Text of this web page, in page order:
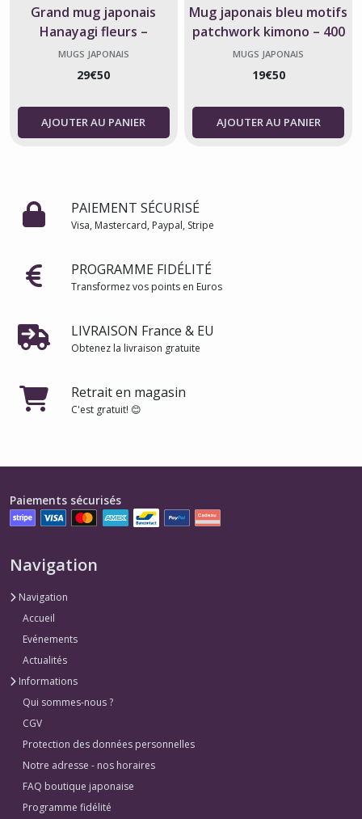
Grand mug japonais
Hanayagi fleurs –
céramique – 360 ml
MUGS JAPONAIS
29€50
AJOUTER AU PANIER
Mug japonais bleu motifs
patchwork kimono – 400
ml
MUGS JAPONAIS
19€50
AJOUTER AU PANIER
PAIEMENT SÉCURISÉ
Visa, Mastercard, Paypal, Stripe
PROGRAMME FIDÉLITÉ
Transformez vos points en Euros
LIVRAISON France & EU
Obtenez la livraison gratuite
Retrait en magasin
C'est gratuit! 😊
Paiements sécurisés
Navigation
Navigation
Accueil
Evénements
Actualités
Informations
Qui sommes-nous ?
CGV
Protection des données personnelles
Notre adresse - nos horaires
FAQ boutique japonaise
Programme fidélité